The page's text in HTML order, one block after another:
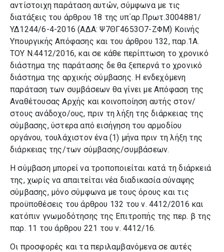
αντίστοιχη παράταση αυτών, σύμφωνα με τις
διατάξεις του άρθρου 18 της υπ΄αρ.Πρωτ.3004881/
ΥΔ1244/6-4-2016 (ΑΔΑ: Ψ7ΘΓ4653Ο7-ΖΦΜ) Κοινής
Υπουργικής Απόφασης και του άρθρου 132, παρ.1Α.
ΤΟΥ Ν.4412/2016, και σε κάθε περίπτωση το χρονικό
διάστημα της παράτασης δε θα ξεπερνά το χρονικό
διάστημα της αρχικής σύμβασης. Η ενδεχόμενη
παράταση των συμβάσεων θα γίνει με Απόφαση της
Αναθέτουσας Αρχής και κοινοποίηση αυτής στον/
στους ανάδοχο/ους, πριν τη λήξη της διάρκειας της
σύμβασης, ύστερα από εισήγηση του αρμοδίου
οργάνου, τουλάχιστον ένα (1) μήνα πριν τη λήξη της
διάρκειας της/των σύμβασης/συμβάσεων.
Η σύμβαση μπορεί να τροποποιείται κατά τη διάρκειά
της, χωρίς να απαιτείται νέα διαδικασία σύναψης
σύμβασης, μόνο σύμφωνα με τους όρους και τις
προϋποθέσεις του άρθρου 132 του ν. 4412/2016 και
κατόπιν γνωμοδότησης της Επιτροπής της περ. β της
παρ. 11 του άρθρου 221 του ν. 4412/16.
Οι προσφορές και τα περιλαμβανόμενα σε αυτές